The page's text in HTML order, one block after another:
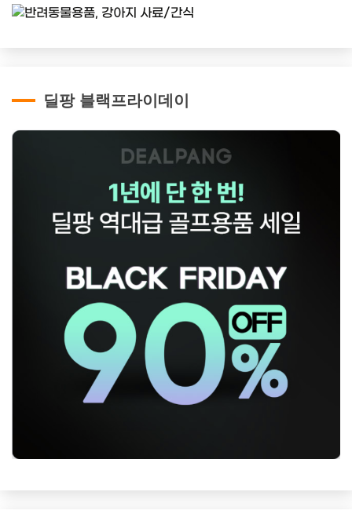
딜팡 블랙프라이데이